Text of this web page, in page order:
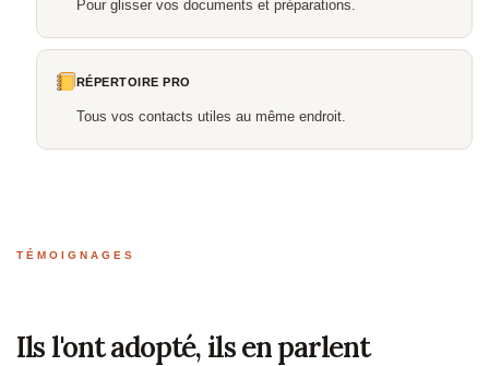
Pour glisser vos documents et préparations.
RÉPERTOIRE PRO
Tous vos contacts utiles au même endroit.
TÉMOIGNAGES
Ils l'ont adopté, ils en parlent